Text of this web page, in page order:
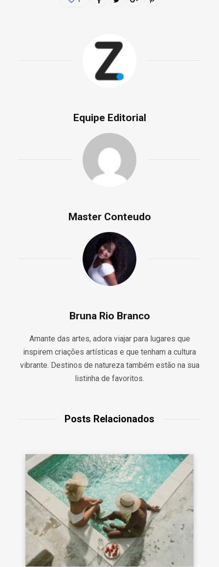
Equipe Editorial
Master Conteudo
Bruna Rio Branco
Amante das artes, adora viajar para lugares que
inspirem criações artísticas e que tenham a cultura
vibrante. Destinos de natureza também estão na sua
listinha de favoritos.
Posts Relacionados